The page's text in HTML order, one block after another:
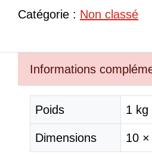
Catégorie : Non classé
Informations
Poids 1 kg
Dimensions 10